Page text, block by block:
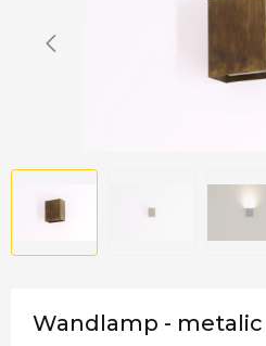
Wandlamp - metalic